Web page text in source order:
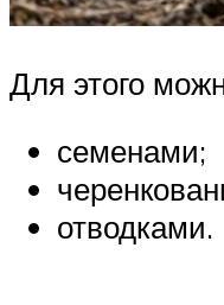
Для этого
семенами;
отводками.